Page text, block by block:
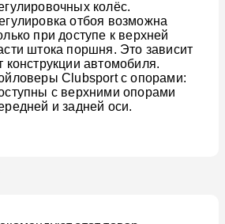
колёс.
отбоя возможна
при доступе к верхней
штока поршня. Это зависит
конструкции автомобиля.
Clubsport с опорами:
с верхними опорами
и задней оси.